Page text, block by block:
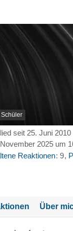
Schüler
seit 25. Juni 2010
2025 um
Reaktionen 9
Über